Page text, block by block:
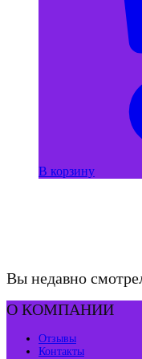
В корзину
Вы недавно
О КОМПАНИИ
Отзывы
Контакты